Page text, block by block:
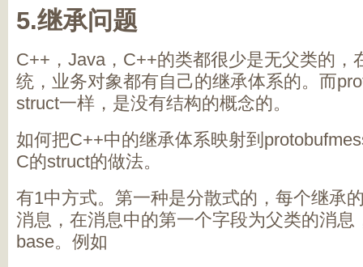
5.继承问题
C++，Java，C++的类都很少是无父类的，
统，业务对象都有自己的继承体系的。而
struct一样，是没有结构的概念的。
如何把C++中的继承体系映射到
C的struct的做法。
有1中方式。第一种是分散式的，每个继承
消息，在消息中的第一个字段为父类的消息
base。例如